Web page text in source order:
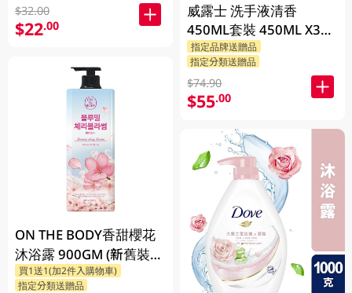
$32.00
$22.00
ON THE BODY香甜櫻花
沐浴露 900GM (新舊裝隨
機發貨)
買1送1(加2件入購物車)
指定分類送贈品
威露士 洗手液清香
450ML套裝 450ML X3
BP
指定品牌送贈品
指定分類送贈品
$74.90
$55.00